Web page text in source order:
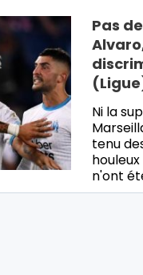
Pas
Ni la
tenu
n'ont